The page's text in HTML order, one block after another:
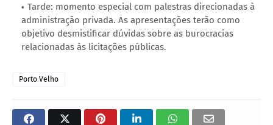
Tarde: momento especial com palestras direcionadas à
administração privada. As apresentações terão como
objetivo desmistificar dúvidas sobre as burocracias
relacionadas às licitações públicas.
Porto Velho